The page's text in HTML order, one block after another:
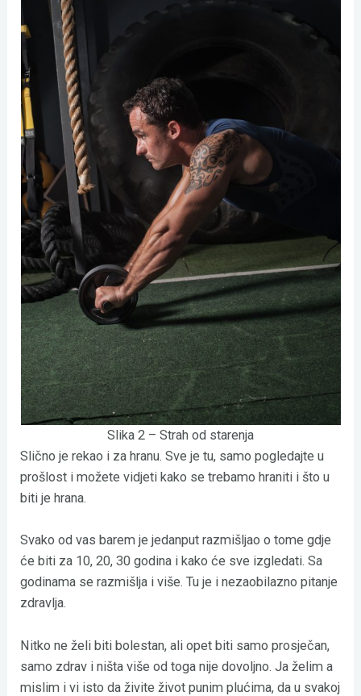
Slika 2 – Strah od starenja
Slično je rekao i za hranu. Sve je tu, samo pogledajte u
prošlost i možete vidjeti kako se trebamo hraniti i što u
biti je hrana.
Svako od vas barem je jedanput razmišljao o tome gdje
će biti za 10, 20, 30 godina i kako će sve izgledati. Sa
godinama se razmišlja i više. Tu je i nezaobilazno pitanje
zdravlja.
Nitko ne želi biti bolestan, ali opet biti samo prosječan,
samo zdrav i ništa više od toga nije dovoljno. Ja želim a
mislim i vi isto da živite život punim plućima, da u svakoj